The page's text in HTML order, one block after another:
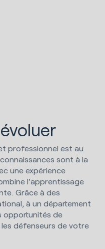
professionnel est au
sont à la
une expérience
l'apprentissage
Grâce à des
à un département
opportunités de
défenseurs de votre